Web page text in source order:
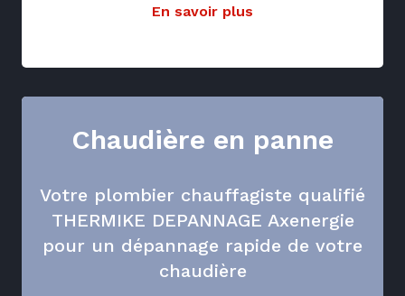
En savoir plus
Chaudière en panne
Votre plombier chauffagiste qualifié
THERMIKE DEPANNAGE Axenergie
pour un dépannage rapide de votre
chaudière